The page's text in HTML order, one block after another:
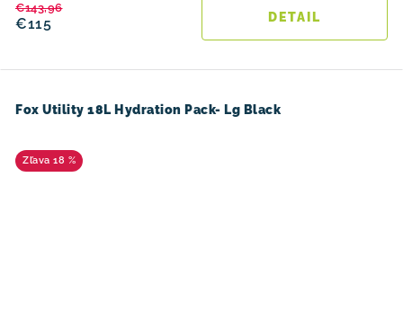
€115
€143,96
DETAIL
Fox Utility 18L Hydration Pack- Lg Black
18 %